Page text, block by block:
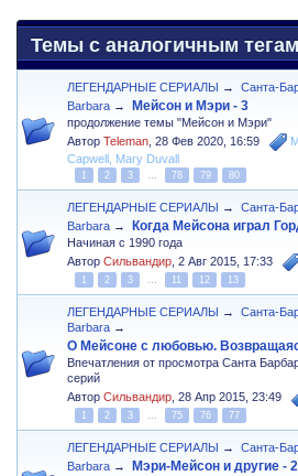
Темы с аналогичным
ЛЕГЕНДАРНЫЕ СЕРИАЛЫ →
Санта-
Barbara → Мейсон и Мэри - 3
продолжение темы "Мейсон и Мэри"
АвторTeleman ,28 Фев 2020, 16:59
Capwell , Mary Duvall
1 2 3 ... 78 79 80
ЛЕГЕНДАРНЫЕ СЕРИАЛЫ →
Санта-
Barbara → Когда Мейсона играл
Начиная с 1990 года
АвторСильвандир ,2 Авг 2015, 17:33
1 2 3 ... 11 12 13
ЛЕГЕНДАРНЫЕ СЕРИАЛЫ →
Санта-
Barbara →
О Мейсоне с любовью.
Впечатления от просмотра Санта
серий
АвторСильвандир ,28 Апр 2015, 23:49
1 2 3 ... 75 76 77
ЛЕГЕНДАРНЫЕ СЕРИАЛЫ →
Санта-
Barbara → Мэри-Мейсон и другие - 2